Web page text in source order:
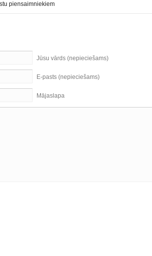
piensaimniekiem
Jūsu vārds (nepieciešams)
E-pasts (nepieciešams)
Mājaslapa